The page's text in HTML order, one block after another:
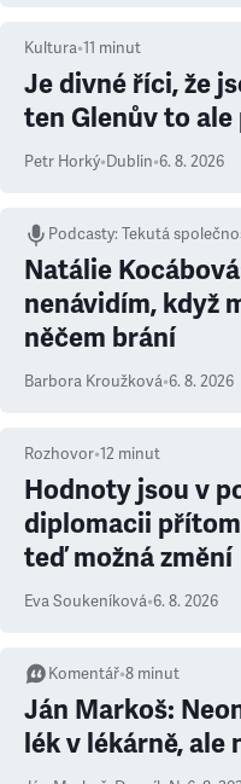
Kultura•11 minut
Je divné říci, že
ten Glenův to
Petr Horký•Dublin•6. 8. 2026
Podcasty:Tekutá
Natálie
nenávidím, když
něčem brání
Barbora Kroužková•6. 8. 2026
Rozhovor•12 minut
Hodnoty jsou v
diplomacii
teď možná změní
Eva Soukeníková•6. 8. 2026
Komentář•8 minut
Ján Markoš:
lék v lékárně, ale